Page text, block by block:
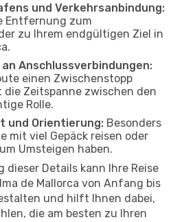
und Verkehrsanbindung:
Entfernung zum
zu Ihrem endgültigen Ziel in
Anschlussverbindungen:
einen Zwischenstopp
Zeitspanne zwischen den
Rolle.
und Orientierung: Besonders
mit viel Gepäck reisen oder
Umsteigen haben.
dieser Details kann Ihre Reise
de Mallorca von Anfang bis
und hilft Ihnen dabei,
die am besten zu Ihren